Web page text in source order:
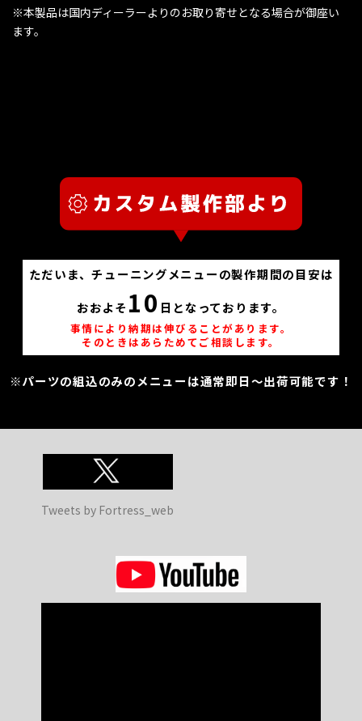
※本製品は国内ディーラーよりのお取り寄せとなる場合が御座い
ます。
ただいま、チューニングメニューの製作期間の目安は
おおよそ 10 日となっております。
事情により納期は伸びることがあります。
そのときはあらためてご相談します。
※パーツの組込のみのメニューは通常即日～出荷可能です！
Tweets by Fortress_web